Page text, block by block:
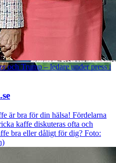
och Trump – ledare under press i
är bra för din hälsa! Fördelarna
kaffe diskuteras ofta och
bra eller dåligt för dig? Foto: